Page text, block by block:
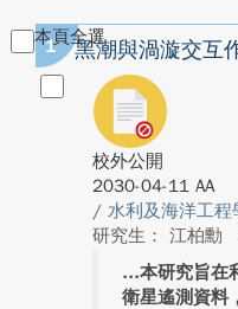
本頁全選
1 黑潮與渦漩交互
校外公開
2030-04-11 AA
/ 水利及海洋工程
研究生： 江柏勳
本研究旨在
衛星遙測資料